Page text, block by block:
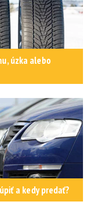
úzka alebo
a kedy predať?